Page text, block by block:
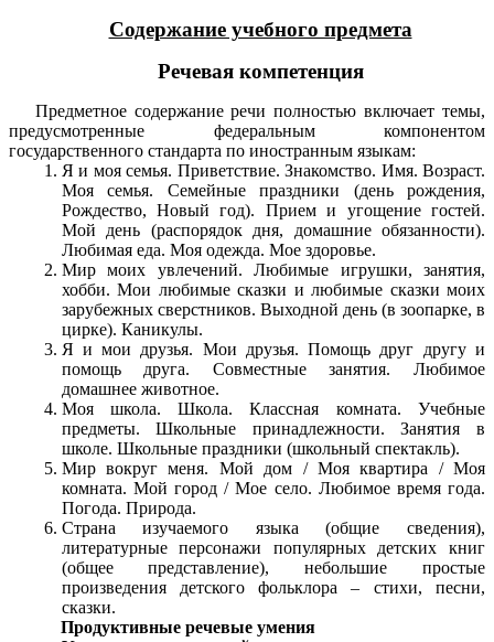
Содержание учебного предмета
Речевая компетенция
Предметное содержание речи полностью включает темы,
предусмотренные федеральным компонентом
государственного стандарта по иностранным языкам:
Я и моя семья. Приветствие. Знакомство. Имя. Возраст.
Моя семья. Семейные праздники (день рождения,
Рождество, Новый год). Прием и угощение гостей.
Мой день (распорядок дня, домашние обязанности).
Любимая еда. Моя одежда. Мое здоровье.
Мир моих увлечений. Любимые игрушки, занятия,
хобби. Мои любимые сказки и любимые сказки моих
зарубежных сверстников. Выходной день (в зоопарке, в
цирке). Каникулы.
Я и мои друзья. Мои друзья. Помощь друг другу и
помощь друга. Совместные занятия. Любимое
домашнее животное.
Моя школа. Школа. Классная комната. Учебные
предметы. Школьные принадлежности. Занятия в
школе. Школьные праздники (школьный спектакль).
Мир вокруг меня. Мой дом / Моя квартира / Моя
комната. Мой город / Мое село. Любимое время года.
Погода. Природа.
Страна изучаемого языка (общие сведения),
литературные персонажи популярных детских книг
(общее представление), небольшие простые
произведения детского фольклора – стихи, песни,
сказки.
Продуктивные речевые умения